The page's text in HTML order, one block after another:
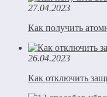
27.04.2023
Как получить
26.04.2023
Как отключить